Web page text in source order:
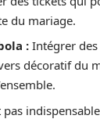
du mariage.
: Intégrer
décoratif du
pas